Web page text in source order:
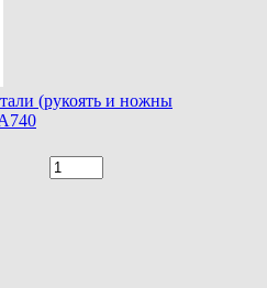
(рукоять и ножны